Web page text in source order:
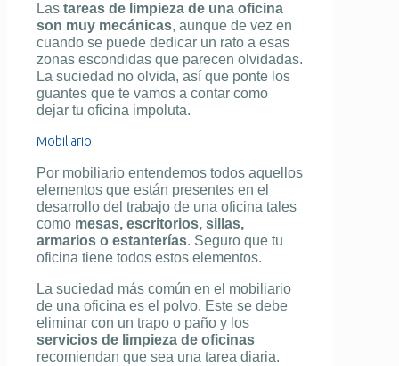
Las tareas de limpieza de una oficina
son muy mecánicas, aunque de vez en
cuando se puede dedicar un rato a esas
zonas escondidas que parecen olvidadas.
La suciedad no olvida, así que ponte los
guantes que te vamos a contar como
dejar tu oficina impoluta.
Mobiliario
Por mobiliario entendemos todos aquellos
elementos que están presentes en el
desarrollo del trabajo de una oficina tales
como mesas, escritorios, sillas,
armarios o estanterías. Seguro que tu
oficina tiene todos estos elementos.
La suciedad más común en el mobiliario
de una oficina es el polvo. Este se debe
eliminar con un trapo o paño y los
servicios de limpieza de oficinas
recomiendan que sea una tarea diaria.